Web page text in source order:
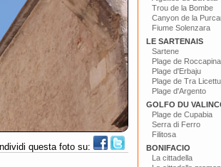
questa foto su:
Trou de la Bombe
Canyon de la
Fiume Solenzara
LE SARTENAIS
Sartene
Plage de Roccapina
Plage d'Erbaju
Plage de Tra Licettu
Plage d'Argento
GOLFO DU
Plage de Cupabia
Serra di Ferro
Filitosa
BONIFACIO
La cittadella